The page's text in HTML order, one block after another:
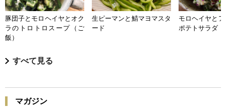
豚団子とモロヘイヤとオク
ラのトロトロスープ（ご
飯）
生ピーマンと鯖マヨマスタ
ード
モロヘイヤと
ポテトサラダ
すべて見る
マガジン